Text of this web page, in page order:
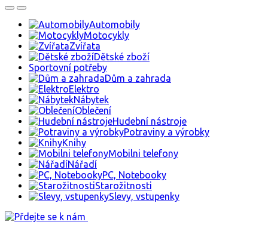
Automobily
Motocykly
Zvířata
Dětské zboží
Sportovní potřeby
Dům a zahrada
Elektro
Nábytek
Oblečení
Hudební nástroje
Potraviny a výrobky
Knihy
Mobilni telefony
Nářadí
PC, Notebooky
Starožitnosti
Slevy, vstupenky